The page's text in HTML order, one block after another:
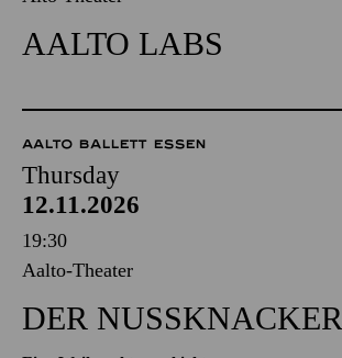
AALTO LABS
AALTO BALLETT ESSEN
Thursday
12.11.2026
19:30
Aalto-Theater
DER NUSSKNACKER